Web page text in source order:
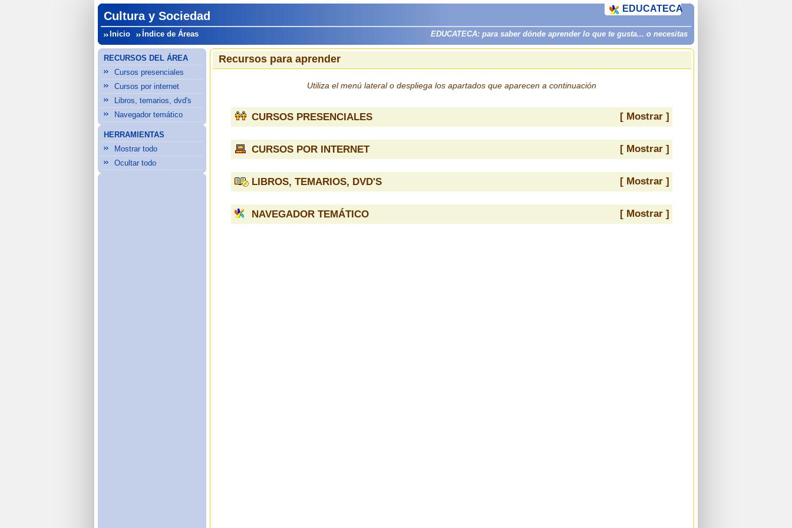
Cultura y Sociedad
Inicio Índice de Áreas EDUCATECA: para saber dónde aprender lo que te gusta... o necesitas
EDUCATECA
RECURSOS DEL ÁREA
Cursos presenciales
Cursos por internet
Libros, temarios, dvd's
Navegador temático
HERRAMIENTAS
Mostrar todo
Ocultar todo
Recursos para aprender
Utiliza el menú lateral o despliega los apartados que aparecen a continuación
CURSOS PRESENCIALES [ Mostrar ]
CURSOS POR INTERNET [ Mostrar ]
LIBROS, TEMARIOS, DVD'S [ Mostrar ]
NAVEGADOR TEMÁTICO [ Mostrar ]